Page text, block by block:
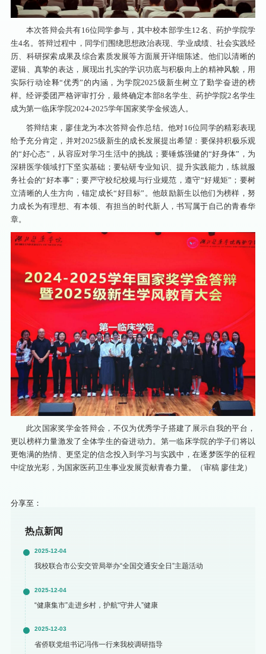
本次答辩会共有16位同学参与，其中校本部学生12名、药护学院学
生4名。答辩过程中，同学们围绕思想政治表现、学业成绩、社会实践经
历、科研探索成果及综合素质发展等方面展开详细陈述。他们以清晰的
逻辑、真挚的表达，展现出扎实的学识功底与积极向上的精神风貌，用
实际行动诠释“优秀”的内涵，为学院2025级新生树立了勤学奋进的榜
样。经评委团严格评审打分，最终确定本部8名学生、药护学院2名学生
成为第一临床学院2024-2025学年国家奖学金候选人。
答辩结束，廖佳龙为本次答辩会作总结。他对16位同学的精彩表现
给予充分肯定，并对2025级新生的成长发展提出希望：要保持积极乐观
的“好心态”，从容应对学习生活中的挑战；要锤炼强健的“好身体”，为
深耕医学领域打下坚实基础；要钻研专业知识、提升实践能力，练就服
务社会的“好本事”；要严守校纪校规与行业规范，遵守“好规矩”；要树
立清晰的人生方向，锚定成长“好目标”。他鼓励新生以他们为榜样，努
力成长为有理想、有本领、有担当的时代新人，书写属于自己的青春华
章。
此次国家奖学金答辩会，不仅为优秀学子搭建了展示自我的平台，
更以榜样力量激发了全体学生的奋进动力。第一临床学院的学子们将以
更饱满的热情、更坚定的信念投入到学习与实践中，在逐梦医学的征程
中绽放光彩，为国家医药卫生事业发展贡献青春力量。（审稿 廖佳龙）
分享至：
热点新闻
2025-12-04
我校联合市公安交管局举办“全国交通安全日”主题活动
2025-12-04
“健康集市”走进乡村，护航“守井人”健康
2025-12-03
省侨联党组书记冯伟一行来我校调研指导